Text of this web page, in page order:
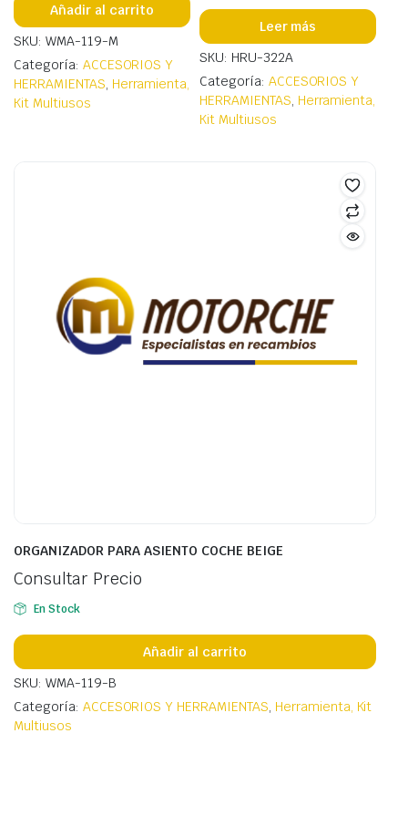
Añadir al carrito
SKU: WMA-119-M
Categoría: ACCESORIOS Y
HERRAMIENTAS, Herramienta,
Kit Multiusos
Leer más
SKU: HRU-322A
Categoría: ACCESORIOS Y
HERRAMIENTAS, Herramienta,
Kit Multiusos
ORGANIZADOR PARA ASIENTO COCHE BEIGE
Consultar Precio
En Stock
Añadir al carrito
SKU: WMA-119-B
Categoría: ACCESORIOS Y HERRAMIENTAS, Herramienta, Kit
Multiusos